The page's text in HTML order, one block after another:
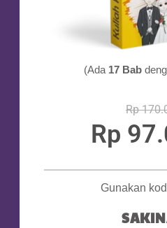
(Ada 17 Bab
Rp
Rp
Gunakan